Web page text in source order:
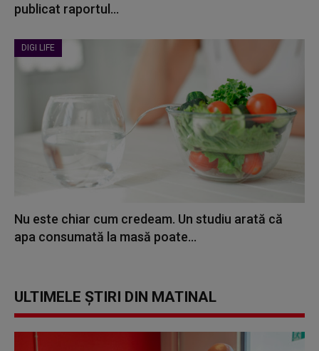
publicat raportul...
DIGI LIFE
Nu este chiar cum credeam. Un studiu arată că
apa consumată la masă poate...
ULTIMELE ȘTIRI DIN MATINAL